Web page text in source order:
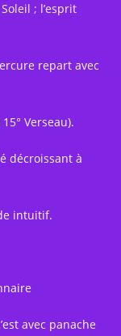
; l’esprit
repart avec
Verseau).
décroissant à
intuitif.
avec panache